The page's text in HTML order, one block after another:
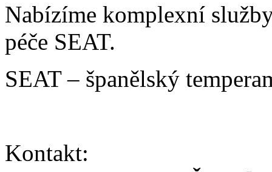
Nabízíme komplexní
péče SEAT.
SEAT – španělský
Kontakt: